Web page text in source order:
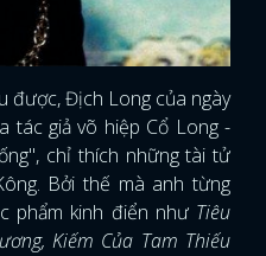
được, Địch Long của ngày
tác giả võ hiệp Cổ Long -
chỉ thích những tài tử
Bởi thế mà anh từng
phẩm kinh điển như Tiêu
Kiếm Của Tam Thiếu